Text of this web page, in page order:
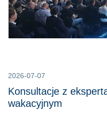
2026-07-07
Konsultacje z
wakacyjnym